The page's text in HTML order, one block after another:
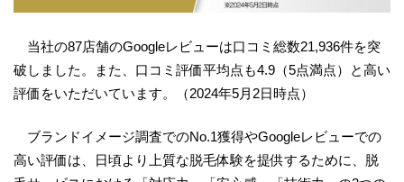
当社の87店舗のGoogleレビューは口コミ総数21,936件を突
破しました。また、口コミ評価平均点も4.9（5点満点）と高い
評価をいただいています。（2024年5月2日時点）
ブランドイメージ調査でのNo.1獲得やGoogleレビューでの
高い評価は、日頃より上質な脱毛体験を提供するために、脱